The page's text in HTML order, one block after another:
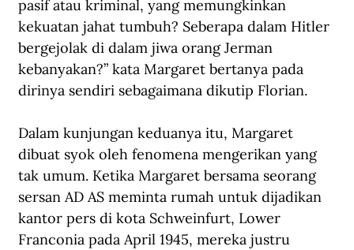
pasif atau kriminal, yang memungkinkan
kekuatan jahat tumbuh? Seberapa dalam Hitler
bergejolak di dalam jiwa orang Jerman
kebanyakan?” kata Margaret bertanya pada
dirinya sendiri sebagaimana dikutip Florian.
Dalam kunjungan keduanya itu, Margaret
dibuat syok oleh fenomena mengerikan yang
tak umum. Ketika Margaret bersama seorang
sersan AD AS meminta rumah untuk dijadikan
kantor pers di kota Schweinfurt, Lower
Franconia pada April 1945, mereka justru